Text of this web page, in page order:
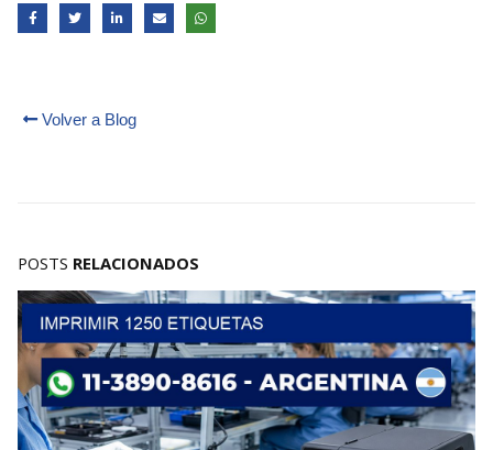
Volver a Blog
POSTS RELACIONADOS